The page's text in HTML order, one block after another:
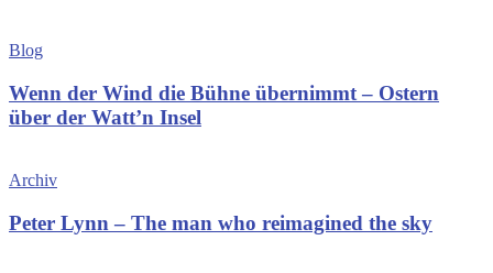
Blog
Wenn der Wind die Bühne übernimmt – Ostern
über der Watt’n Insel
Archiv
Peter Lynn – The man who reimagined the sky